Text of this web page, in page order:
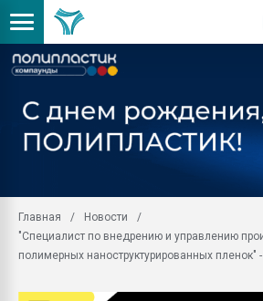
Главная
Новости
"Специалист по внедрению и управлению
полимерных наноструктурированных пленок"